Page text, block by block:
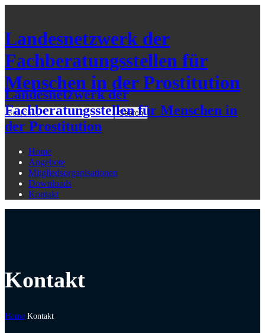
Landesnetzwerk der
Fachberatungsstellen für
Menschen in der Prostitution
Landesnetzwerk der
Fachberatungsstellen für Menschen in
der Prostitution
Home
Angebote
Mitgliedsorganisationen
Downloads
Kontakt
Kontakt
Home Kontakt